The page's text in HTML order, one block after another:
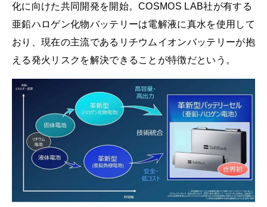
化に向けた共同開発を開始。COSMOS LAB社が有する
亜鉛ハロゲン化物バッテリーは電解液に真水を使用して
おり、現在の主流であるリチウムイオンバッテリーが抱
える発火リスクを解決できることが特徴だという。